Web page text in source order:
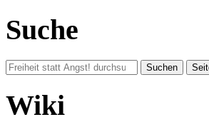
Suche
Wiki